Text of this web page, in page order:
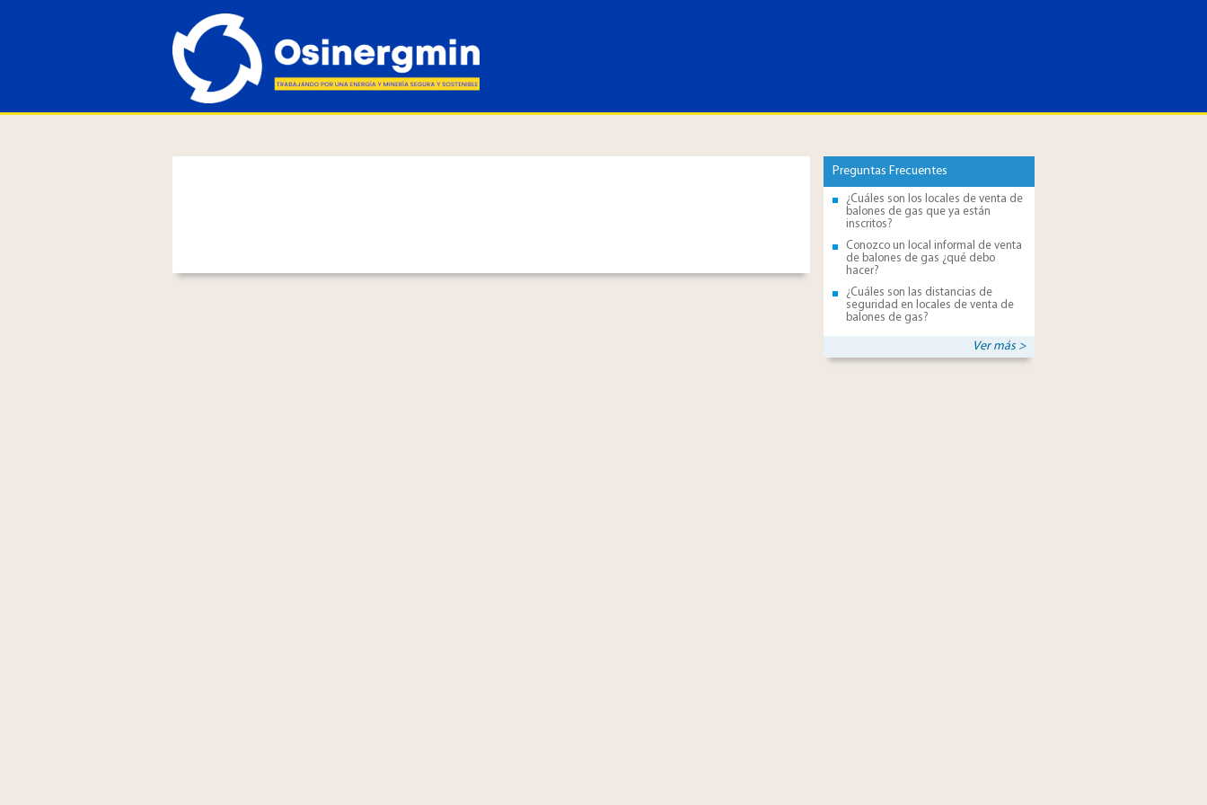
Preguntas Frecuentes
¿Cuáles son los locales de venta de
balones de gas que ya están
inscritos?
Conozco un local informal de venta
de balones de gas ¿qué debo
hacer?
¿Cuáles son las distancias de
seguridad en locales de venta de
balones de gas?
Ver más >